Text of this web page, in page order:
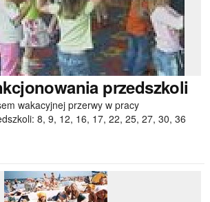
przedszkoli
wakacyjnej przerwy w pracy
8, 9, 12, 16, 17, 22, 25, 27, 30, 36